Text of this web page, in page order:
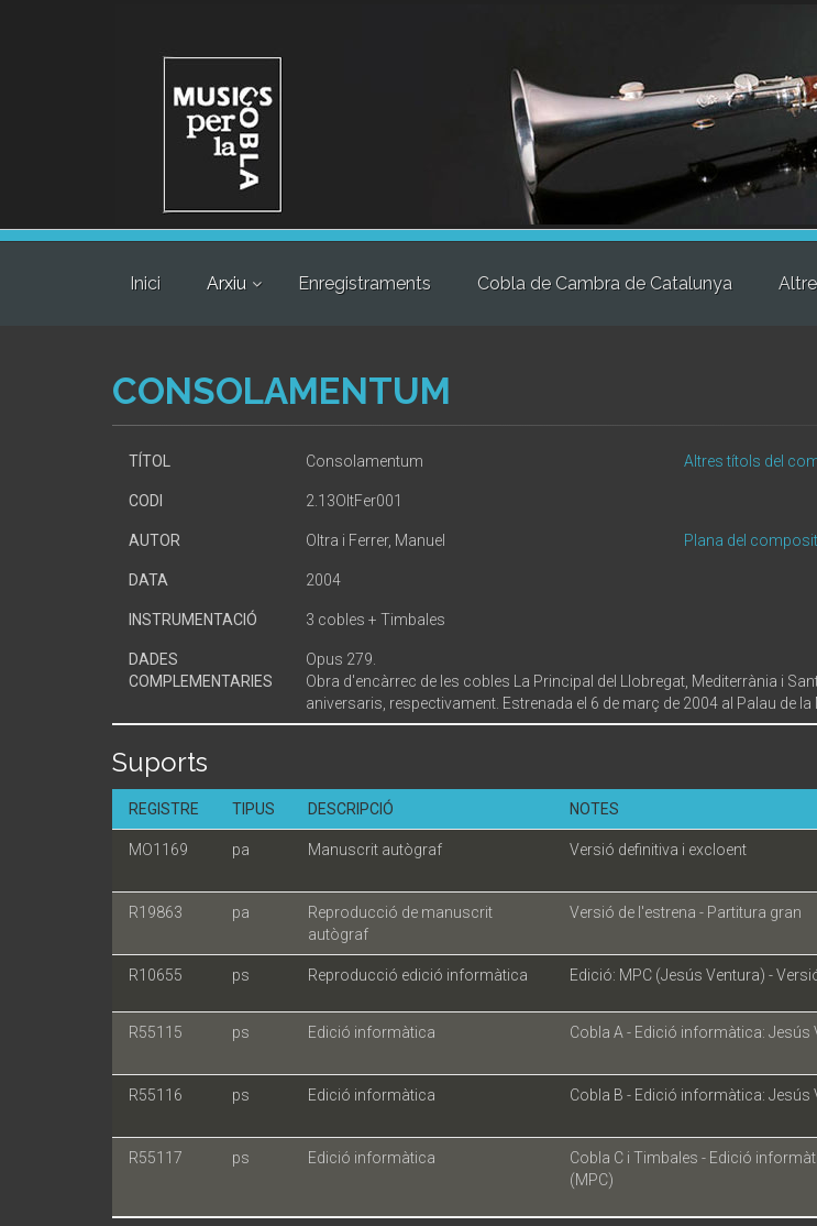
Inici Arxiu Enregistraments Cobla de Cambra de Catalunya
CONSOLAMENTUM
TÍTOL Consolamentum Altres títols del
CODI 2.13OltFer001
AUTOR Oltra i Ferrer, Manuel Plana del
DATA 2004
INSTRUMENTACIÓ 3 cobles + Timbales
DADES
COMPLEMENTARIES
Opus 279.
Obra d'encàrrec de les cobles La Principal del Llobregat, Mediterrània i
aniversaris, respectivament. Estrenada el 6 de març de 2004 al Palau de la
Suports
REGISTRE TIPUS DESCRIPCIÓ NOTES
MO1169 pa Manuscrit autògraf Versió definitiva i excloent
R19863 pa
Reproducció de manuscrit
autògraf
Versió de l'estrena - Partitura gran
R10655 ps Reproducció edició informàtica Edició: MPC (Jesús Ventura) -
R55115 ps Edició informàtica Cobla A - Edició informàtica: Jesús
R55116 ps Edició informàtica Cobla B - Edició informàtica: Jesús
R55117 ps Edició informàtica
Cobla C i Timbales - Edició
(MPC)